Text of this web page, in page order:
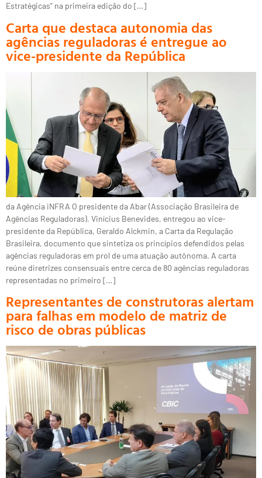
Estratégicas” na primeira edição do […]
Carta que destaca autonomia das
agências reguladoras é entregue ao
vice-presidente da República
da Agência iNFRA O presidente da Abar (Associação Brasileira de
Agências Reguladoras), Vinícius Benevides, entregou ao vice-
presidente da República, Geraldo Alckmin, a Carta da Regulação
Brasileira, documento que sintetiza os princípios defendidos pelas
agências reguladoras em prol de uma atuação autônoma. A carta
reúne diretrizes consensuais entre cerca de 80 agências reguladoras
representadas no primeiro […]
Representantes de construtoras alertam
para falhas em modelo de matriz de
risco de obras públicas